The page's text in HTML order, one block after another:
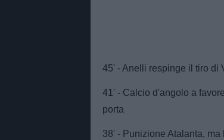
45' - Anelli respinge il tiro di
41' - Calcio d'angolo a
porta
38' - Punizione Atalanta,